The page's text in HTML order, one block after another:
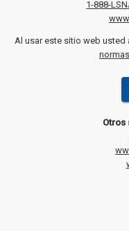
1-888-
Al usar este sitio web usted
Otros